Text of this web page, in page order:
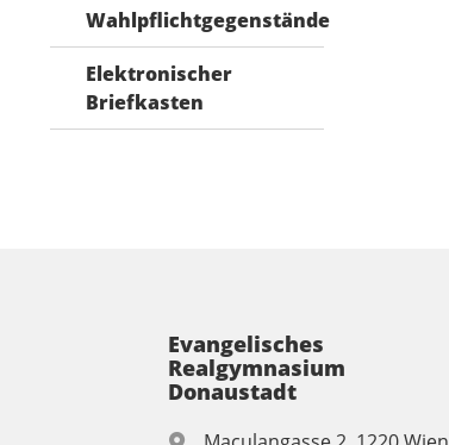
Wahlpflichtgegenstände
Elektronischer
Briefkasten
Evangelisches
Realgymnasium
Donaustadt